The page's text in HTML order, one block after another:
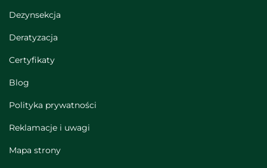
Dezynsekcja
Deratyzacja
Certyfikaty
Blog
Polityka prywatności
Reklamacje i uwagi
Mapa strony